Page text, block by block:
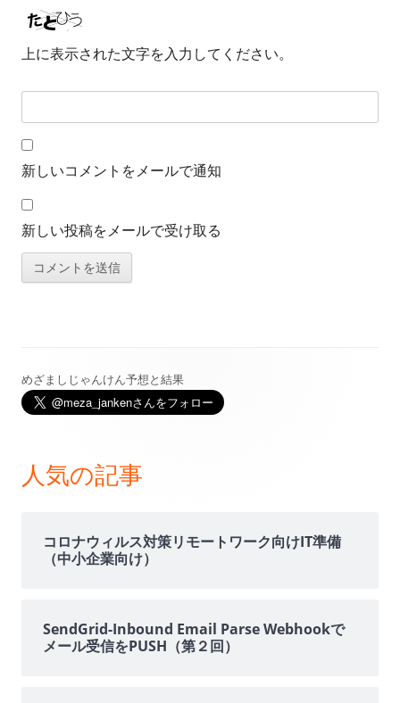
上に表示された文字を入力してください。
新しいコメントをメールで通知
新しい投稿をメールで受け取る
メ
ン
めざましじゃんけん予想と結果
人気の記事
コロナウィルス対策リモートワーク向けIT準備
（中小企業向け）
SendGrid-Inbound Email Parse Webhookで
メール受信をPUSH（第２回）